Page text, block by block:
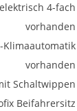
elektrisch 4-fach
vorhanden
Klimaautomatik
vorhanden
Schaltwippen
Beifahrersitz